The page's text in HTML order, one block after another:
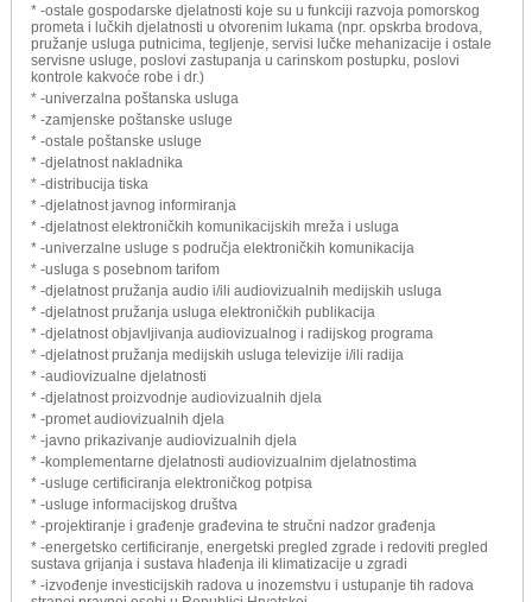
* -ostale gospodarske djelatnosti koje su u funkciji razvoja pomorskog
prometa i lučkih djelatnosti u otvorenim lukama (npr. opskrba brodova,
pružanje usluga putnicima, tegljenje, servisi lučke mehanizacije i ostale
servisne usluge, poslovi zastupanja u carinskom postupku, poslovi
kontrole kakvoće robe i dr.)
* -univerzalna poštanska usluga
* -zamjenske poštanske usluge
* -ostale poštanske usluge
* -djelatnost nakladnika
* -distribucija tiska
* -djelatnost javnog informiranja
* -djelatnost elektroničkih komunikacijskih mreža i usluga
* -univerzalne usluge s područja elektroničkih komunikacija
* -usluga s posebnom tarifom
* -djelatnost pružanja audio i/ili audiovizualnih medijskih usluga
* -djelatnost pružanja usluga elektroničkih publikacija
* -djelatnost objavljivanja audiovizualnog i radijskog programa
* -djelatnost pružanja medijskih usluga televizije i/ili radija
* -audiovizualne djelatnosti
* -djelatnost proizvodnje audiovizualnih djela
* -promet audiovizualnih djela
* -javno prikazivanje audiovizualnih djela
* -komplementarne djelatnosti audiovizualnim djelatnostima
* -usluge certificiranja elektroničkog potpisa
* -usluge informacijskog društva
* -projektiranje i građenje građevina te stručni nadzor građenja
* -energetsko certificiranje, energetski pregled zgrade i redoviti pregled
sustava grijanja i sustava hlađenja ili klimatizacije u zgradi
* -izvođenje investicijskih radova u inozemstvu i ustupanje tih radova